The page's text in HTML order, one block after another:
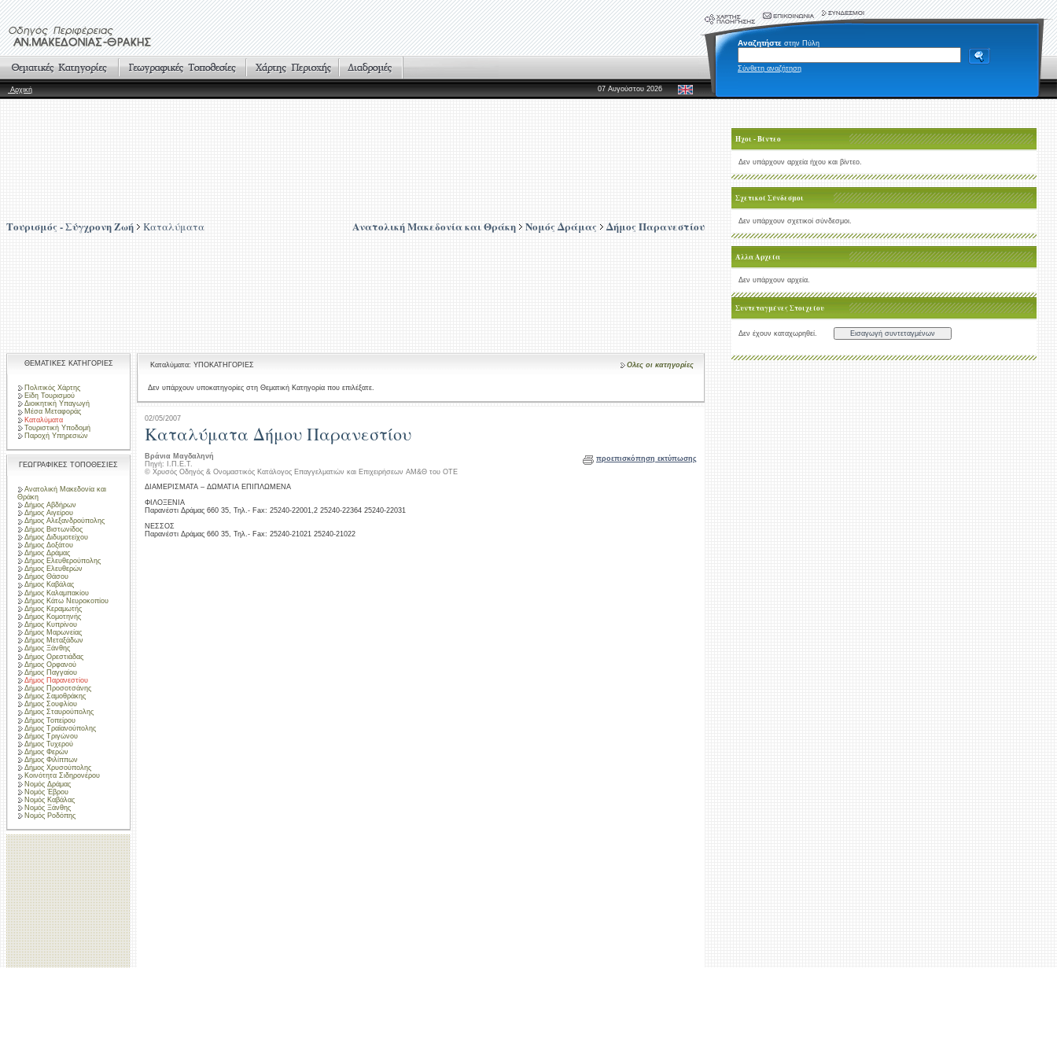
Αναζητήστε στην Πύλη
Σύνθετη αναζήτηση
Αρχική 07 Αυγούστου 2026
Τουρισμός - Σύγχρονη Ζωή Καταλύματα Ανατολική Μακεδονία και Θράκη Νομός Δράμας Δήμος Παρανεστίου
Ήχοι - Βίντεο
Δεν υπάρχουν αρχεία ήχου και βίντεο.
Σχετικοί Σύνδεσμοι
Δεν υπάρχουν σχετικοί σύνδεσμοι.
Άλλα Αρχεία
Δεν υπάρχουν αρχεία.
Συντεταγμένες Στοιχείου
Δεν έχουν καταχωρηθεί.
ΘΕΜΑΤΙΚΕΣ ΚΑΤΗΓΟΡΙΕΣ
Πολιτικός Χάρτης
Είδη Τουρισμού
Διοικητική Υπαγωγή
Μέσα Μεταφοράς
Καταλύματα
Τουριστική Υποδομή
Παροχή Υπηρεσιών
ΓΕΩΓΡΑΦΙΚΕΣ ΤΟΠΟΘΕΣΙΕΣ
Ανατολική Μακεδονία και
Θράκη
Δήμος Αβδήρων
Δήμος Αιγείρου
Δήμος Αλεξανδρούπολης
Δήμος Βιστωνίδος
Δήμος Διδυμοτείχου
Δήμος Δοξάτου
Δήμος Δράμας
Δήμος Ελευθερούπολης
Δήμος Ελευθερών
Δήμος Θάσου
Δήμος Καβάλας
Δήμος Καλαμπακίου
Δήμος Κάτω Νευροκοπίου
Δήμος Κεραμωτής
Δήμος Κομοτηνής
Δήμος Κυπρίνου
Δήμος Μαρωνείας
Δήμος Μεταξάδων
Δήμος Ξάνθης
Δήμος Ορεστιάδας
Δήμος Ορφανού
Δήμος Παγγαίου
Δήμος Παρανεστίου
Δήμος Προσοτσάνης
Δήμος Σαμοθράκης
Δήμος Σουφλίου
Δήμος Σταυρούπολης
Δήμος Τοπείρου
Δήμος Τραϊανούπολης
Δήμος Τριγώνου
Δήμος Τυχερού
Δήμος Φερών
Δήμος Φιλίππων
Δήμος Χρυσούπολης
Κοινότητα Σιδηρονέρου
Νομός Δράμας
Νομός Έβρου
Νομός Καβάλας
Νομός Ξάνθης
Νομός Ροδόπης
Καταλύματα: ΥΠΟΚΑΤΗΓΟΡΙΕΣ Ολες οι κατηγορίες
Δεν υπάρχουν υποκατηγορίες στη Θεματική Κατηγορία που επιλέξατε.
02/05/2007
Καταλύματα Δήμου Παρανεστίου
Βράνια Μαγδαληνή
Πηγή: Ι.Π.Ε.Τ.
© Χρυσός Οδηγός & Ονομαστικός Κατάλογος Επαγγελματιών και Επιχειρήσεων ΑΜ&Θ του ΟΤΕ
προεπισκόπηση εκτύπωσης
ΔΙΑΜΕΡΙΣΜΑΤΑ – ΔΩΜΑΤΙΑ ΕΠΙΠΛΩΜΕΝΑ
ΦΙΛΟΞΕΝΙΑ
Παρανέστι Δράμας 660 35, Τηλ.- Fax: 25240-22001,2 25240-22364 25240-22031
ΝΕΣΣΟΣ
Παρανέστι Δράμας 660 35, Τηλ.- Fax: 25240-21021 25240-21022